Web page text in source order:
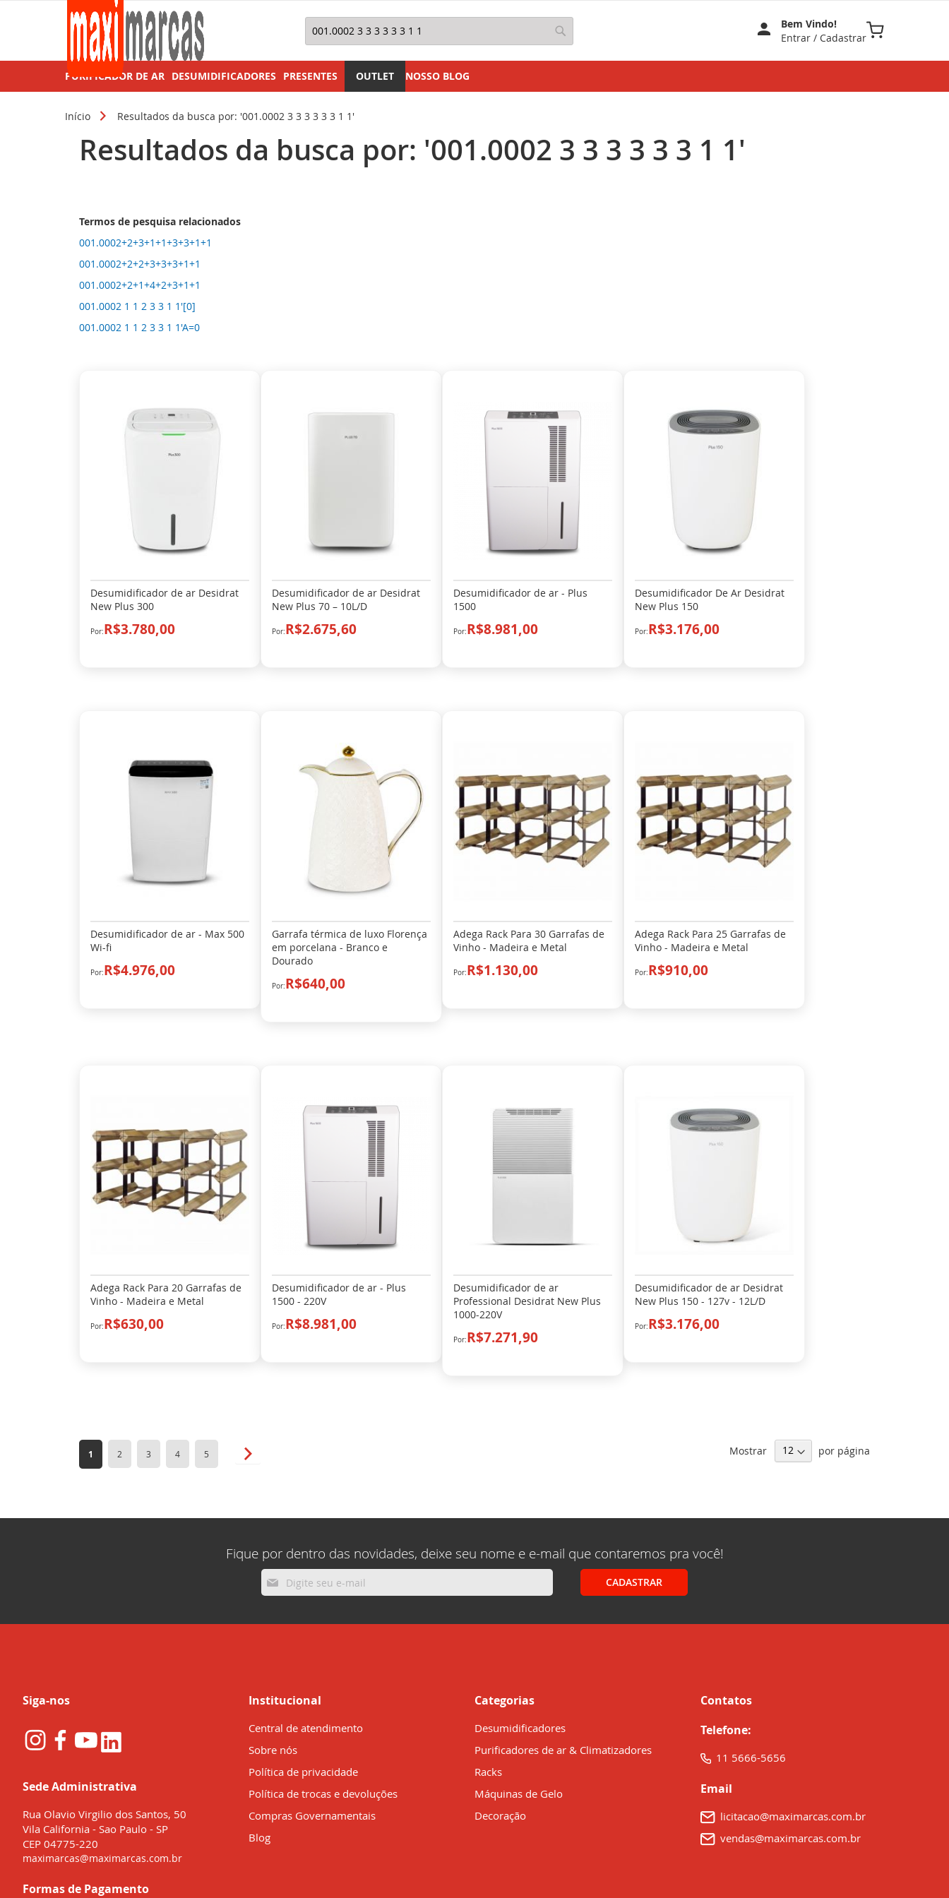
Pesquisa Pesquisa
Bem Vindo!
Entrar / Cadastrar
Meu Carrinho
PURIFICADOR DE AR DESUMIDIFICADORES PRESENTES OUTLET NOSSO BLOG
Início Resultados da busca por: '001.0002 3 3 3 3 3 3 1 1'
Resultados da busca por: '001.0002 3 3 3 3 3 3 1 1'
Termos de pesquisa relacionados
001.0002+2+3+1+1+3+3+1+1
001.0002+2+2+3+3+3+1+1
001.0002+2+1+4+2+3+1+1
001.0002 1 1 2 3 3 1 1'[0]
001.0002 1 1 2 3 3 1 1'A=0
Desumidificador de ar Desidrat
New Plus 300
R$3.780,00
Desumidificador de ar Desidrat
New Plus 70 – 10L/D
R$2.675,60
Desumidificador de ar - Plus
1500
R$8.981,00
Desumidificador De Ar Desidrat
New Plus 150
R$3.176,00
Desumidificador de ar - Max 500
Wi-fi
R$4.976,00
Garrafa térmica de luxo Florença
em porcelana - Branco e
Dourado
R$640,00
Adega Rack Para 30 Garrafas de
Vinho - Madeira e Metal
R$1.130,00
Adega Rack Para 25 Garrafas de
Vinho - Madeira e Metal
R$910,00
Adega Rack Para 20 Garrafas de
Vinho - Madeira e Metal
R$630,00
Desumidificador de ar - Plus
1500 - 220V
R$8.981,00
Desumidificador de ar
Professional Desidrat New Plus
1000-220V
R$7.271,90
Desumidificador de ar Desidrat
New Plus 150 - 127v - 12L/D
R$3.176,00
Página
Você esta lendo a pagina
1 Página
2 Página
3 Página
4 Página
5 Mostrar por página
Fique por dentro das novidades, deixe seu nome e e-mail que contaremos pra você!
Inscreva-
se
CADASTRAR
Siga-nos
Sede Administrativa
Rua Olavio Virgilio dos Santos, 50
Vila California - Sao Paulo - SP
CEP 04775-220
maximarcas@maximarcas.com.br
Institucional
Central de atendimento
Sobre nós
Política de privacidade
Política de trocas e devoluções
Compras Governamentais
Blog
Categorias
Desumidificadores
Purificadores de ar & Climatizadores
Racks
Máquinas de Gelo
Decoração
Contatos
Telefone:
11 5666-5656
Email
licitacao@maximarcas.com.br
vendas@maximarcas.com.br
Formas de Pagamento